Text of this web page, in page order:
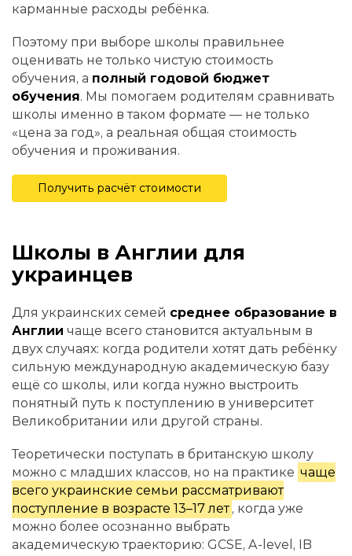
карманные расходы ребёнка.
Поэтому при выборе школы правильнее
оценивать не только чистую стоимость
обучения, а полный годовой бюджет
обучения. Мы помогаем родителям сравнивать
школы именно в таком формате — не только
«цена за год», а реальная общая стоимость
обучения и проживания.
Получить расчёт стоимости
Школы в Англии для
украинцев
Для украинских семей среднее образование в
Англии чаще всего становится актуальным в
двух случаях: когда родители хотят дать ребёнку
сильную международную академическую базу
ещё со школы, или когда нужно выстроить
понятный путь к поступлению в университет
Великобритании или другой страны.
Теоретически поступать в британскую школу
можно с младших классов, но на практике чаще
всего украинские семьи рассматривают
поступление в возрасте 13–17 лет , когда уже
можно более осознанно выбрать
академическую траекторию: GCSE, A-level, IB